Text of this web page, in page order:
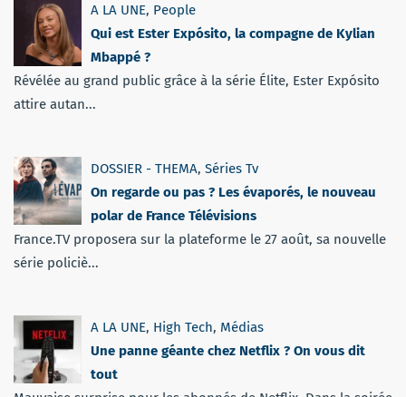
A LA UNE, People
Qui est Ester Expósito, la compagne de Kylian
Mbappé ?
Révélée au grand public grâce à la série Élite, Ester Expósito
attire autan...
DOSSIER - THEMA, Séries Tv
On regarde ou pas ? Les évaporés, le nouveau
polar de France Télévisions
France.TV proposera sur la plateforme le 27 août, sa nouvelle
série policiè...
A LA UNE, High Tech, Médias
Une panne géante chez Netflix ? On vous dit
tout